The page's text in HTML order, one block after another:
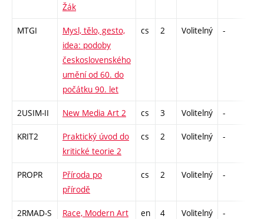
Žák
MTGI
Mysl, tělo, gesto,
idea: podoby
československého
umění od 60. do
počátku 90. let
cs 2 Volitelný -
2USIM-II New Media Art 2 cs 3 Volitelný -
KRIT2
Praktický úvod do
kritické teorie 2
cs 2 Volitelný -
PROPR
Příroda po
přírodě
cs 2 Volitelný -
2RMAD-S
Race, Modern Art
en 4 Volitelný -